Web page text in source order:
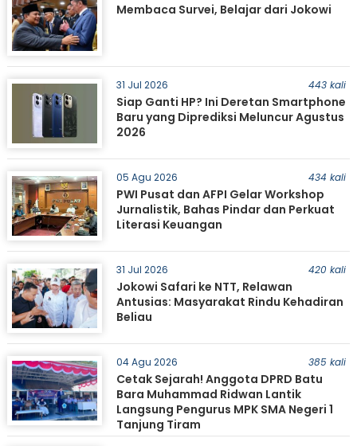
Membaca Survei, Belajar dari Jokowi
31 Jul 2026 443 kali
Siap Ganti HP? Ini Deretan Smartphone
Baru yang Diprediksi Meluncur Agustus
2026
05 Agu 2026 434 kali
PWI Pusat dan AFPI Gelar Workshop
Jurnalistik, Bahas Pindar dan Perkuat
Literasi Keuangan
31 Jul 2026 420 kali
Jokowi Safari ke NTT, Relawan
Antusias: Masyarakat Rindu Kehadiran
Beliau
04 Agu 2026 385 kali
Cetak Sejarah! Anggota DPRD Batu
Bara Muhammad Ridwan Lantik
Langsung Pengurus MPK SMA Negeri 1
Tanjung Tiram